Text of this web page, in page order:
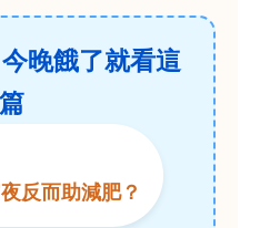
晚餓了就看這
篇
反而助減肥？